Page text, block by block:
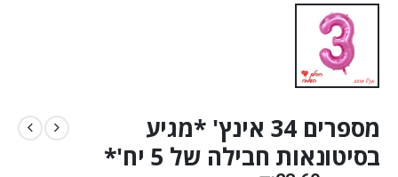
מספרים 34 אינץ' *מגיע
בסיטונאות חבילה של 5 יח'*